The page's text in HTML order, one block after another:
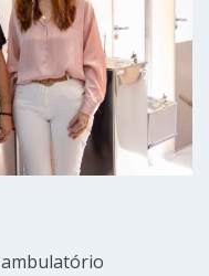
ambulatório